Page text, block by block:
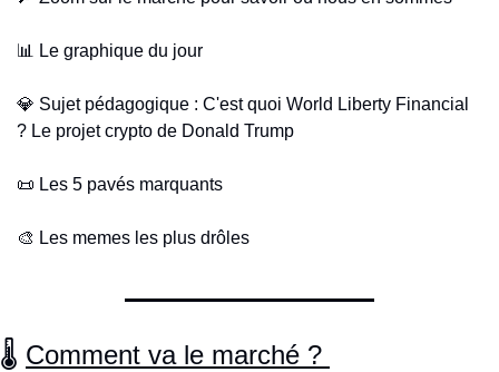
📊 Le graphique du jour
💎 Sujet pédagogique : C'est quoi World Liberty Financial
? Le projet crypto de Donald Trump
📜 Les 5 pavés marquants
🎨 Les memes les plus drôles
🌡 Comment va le marché ?